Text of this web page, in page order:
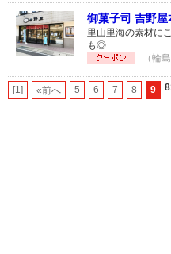
御菓子司 吉野屋
里山里海の素材に
も◎
（輪
[1] «前へ 5 6 7 8 9